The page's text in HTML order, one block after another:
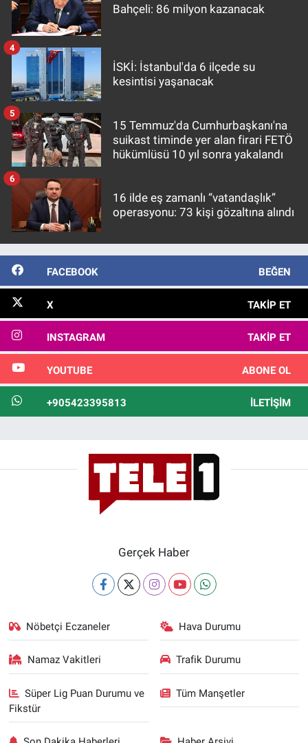
Bahçeli: 86 milyon kazanacak
İSKİ: İstanbul'da 6 ilçede su
kesintisi yaşanacak
4
15 Temmuz'da Cumhurbaşkanı'na
suikast timinde yer alan firari FETÖ
hükümlüsü 10 yıl sonra yakalandı
5
16 ilde eş zamanlı “vatandaşlık”
operasyonu: 73 kişi gözaltına alındı
6
FACEBOOK BEĞEN
X TAKIP ET
INSTAGRAM TAKIP ET
YOUTUBE ABONE OL
+905423395813 İLETIŞIM
Gerçek Haber
Nöbetçi Eczaneler Hava Durumu
Namaz Vakitleri Trafik Durumu
Süper Lig Puan Durumu ve
Fikstür
Tüm Manşetler